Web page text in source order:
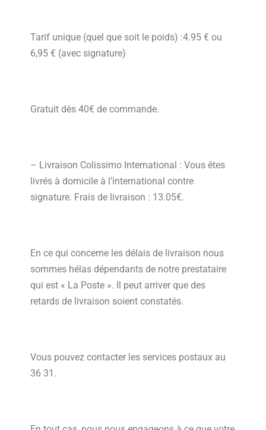
Tarif unique (quel que soit le poids) :4.95 € ou
6,95 € (avec signature)
Gratuit dès 40€ de commande.
– Livraison Colissimo International : Vous êtes
livrés à domicile à l’international contre
signature. Frais de livraison : 13.05€.
En ce qui concerne les délais de livraison nous
sommes hélas dépendants de notre prestataire
qui est « La Poste ». Il peut arriver que des
retards de livraison soient constatés.
Vous pouvez contacter les services postaux au
36 31.